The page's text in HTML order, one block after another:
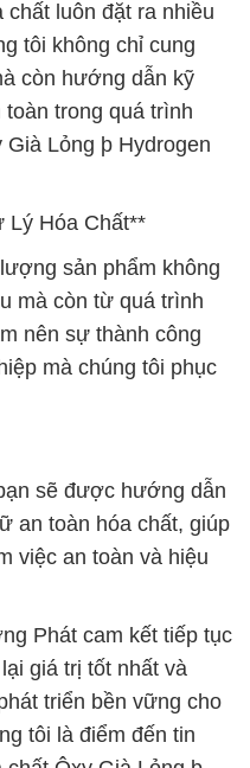
luôn đặt ra nhiều
tôi không chỉ cung
còn hướng dẫn kỹ
trong quá trình
Lỏng þ Hydrogen
Lý Hóa Chất**
sản phẩm không
mà còn từ quá trình
nên sự thành công
mà chúng tôi phục
sẽ được hướng dẫn
an toàn hóa chất, giúp
việc an toàn và hiệu
Phát cam kết tiếp tục
giá trị tốt nhất và
triển bền vững cho
tôi là điểm đến tin